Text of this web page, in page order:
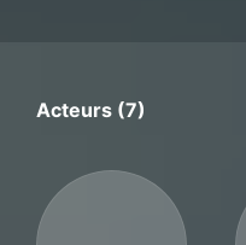
Acteurs (7)